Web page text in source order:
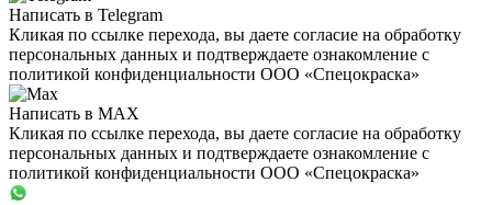
Написать в Telegram
Кликая по ссылке перехода, вы даете согласие на обработку
персональных данных и подтверждаете ознакомление с
политикой конфиденциальности ООО «Спецокраска»
Написать в MAX
Кликая по ссылке перехода, вы даете согласие на обработку
персональных данных и подтверждаете ознакомление с
политикой конфиденциальности ООО «Спецокраска»